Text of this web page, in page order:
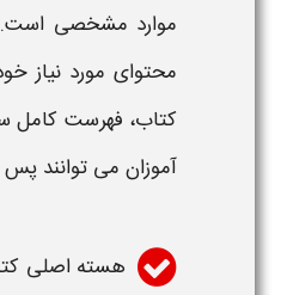
موارد مشخصی است.
محتوای مورد نیاز
کتاب، فهرست کامل
آموزان می توانند پس
هسته اصلی